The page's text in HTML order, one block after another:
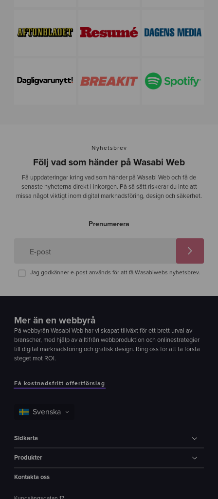
Nyhetsbrev
Följ vad som händer på Wasabi Web
Få uppdateringar kring vad som händer på Wasabi Web och få de
senaste nyheterna direkt i inkorgen. På så sätt riskerar du inte att
missa något viktigt inom digital marknadsföring, design och säkerhet.
Prenumerera
E-post
Jag godkänner e-post används för att få Wasabiwebs nyhetsbrev.
Mer än en webbyrå
På webbyrån Wasabi Web har vi skapat tillväxt för ett brett urval av
branscher, med hjälp av alltifrån webbproduktion och onlinestrategier
till digital marknadsföring och grafisk design. Ring oss för att ta första
steget mot ROI.
Få kostnadsfritt offertförslag
Sidkarta
Produkter
Kontakta oss